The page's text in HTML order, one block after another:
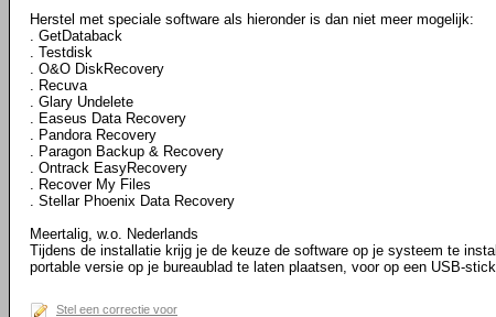
Herstel met speciale software als hieronder is dan niet meer mogelijk:
. GetDataback
. Testdisk
. O&O DiskRecovery
. Recuva
. Glary Undelete
. Easeus Data Recovery
. Pandora Recovery
. Paragon Backup & Recovery
. Ontrack EasyRecovery
. Recover My Files
. Stellar Phoenix Data Recovery
Meertalig, w.o. Nederlands
Tijdens de installatie krijg je de keuze de software op je systeem te
portable versie op je bureaublad te laten plaatsen, voor op een USB-
Stel een correctie voor